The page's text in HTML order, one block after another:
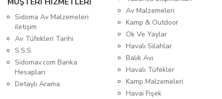
Sidoma Av Malzemeleri
iletişim
Av Tüfekleri Tarihi
S.S.S.
Sidomav.com Banka
Hesapları
Detaylı Arama
Av Malzemeleri
Kamp & Outdoor
Ok Ve Yaylar
Havalı Silahlar
Balık Avı
Havalı Tüfekler
Kamp Malzemeleri
Havai Fişek